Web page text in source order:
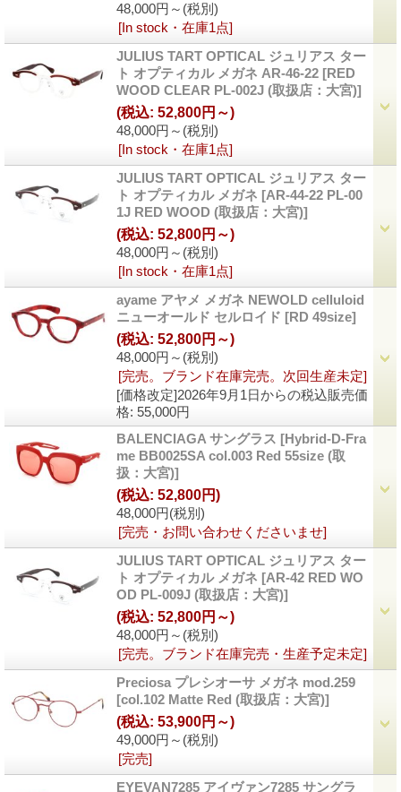
48,000円～ (税別)
[In stock・在庫1点]
JULIUS TART OPTICAL ジュリアス ター
ト オプティカル メガネ AR-46-22 [RED
WOOD CLEAR PL-002J (取扱店：大宮)]
48,000円～ (税別)
(税込: 52,800円～)
[In stock・在庫1点]
JULIUS TART OPTICAL ジュリアス ター
ト オプティカル メガネ [AR-44-22 PL-00
1J RED WOOD (取扱店：大宮)]
48,000円～ (税別)
(税込: 52,800円～)
[In stock・在庫1点]
ayame アヤメ メガネ NEWOLD celluloid
ニューオールド セルロイド [RD 49size]
48,000円～ (税別)
(税込: 52,800円～)
[完売。ブランド在庫完売。次回生産未定]
[価格改定]2026年9月1日からの税込販売価
格: 55,000円
BALENCIAGA サングラス [Hybrid-D-Fra
me BB0025SA col.003 Red 55size (取
扱：大宮)]
48,000円(税別)
(税込: 52,800円)
[完売・お問い合わせくださいませ]
JULIUS TART OPTICAL ジュリアス ター
ト オプティカル メガネ [AR-42 RED WO
OD PL-009J (取扱店：大宮)]
48,000円～ (税別)
(税込: 52,800円～)
[完売。ブランド在庫完売・生産予定未定]
Preciosa プレシオーサ メガネ mod.259
[col.102 Matte Red (取扱店：大宮)]
49,000円～ (税別)
(税込: 53,900円～)
[完売]
EYEVAN7285 アイヴァン7285 サングラ